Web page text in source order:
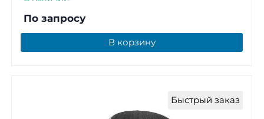
По запросу
В корзину
Быстрый заказ